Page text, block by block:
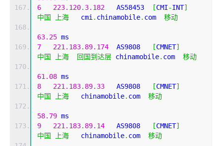
6
223.120. 3.182
   AS58453
[CMI-INT]
中国
上海
   cmi
. chinamobile. com 移动
63.25 ms
7
221.183. 89.174
  AS9808
[CMNET]
中国
上海 回国到达层 chinamobile. com 移动
61.08 ms
8
221.183. 89.33
   AS9808
[CMNET]
中国
上海
   chinamobile
. com 移动
58.79 ms
9
221.183. 89.14
   AS9808
[CMNET]
中国
上海
   chinamobile
. com 移动